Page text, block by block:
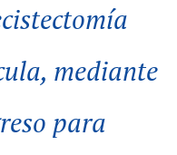
mediante
para